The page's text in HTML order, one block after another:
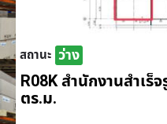
สถานะ ว่าง
R08K สำนักงานสำเร็
ตร.ม.